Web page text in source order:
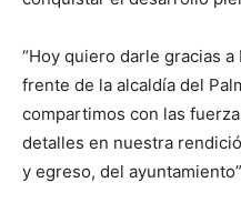
“Hoy quiero darle gracias
frente de la alcaldía del
compartimos con las
detalles en nuestra
y egreso, del